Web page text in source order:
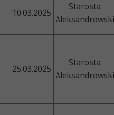
10.03.2025
Starosta
Aleksandrowski
25.03.2025
Starosta
Aleksandrowski